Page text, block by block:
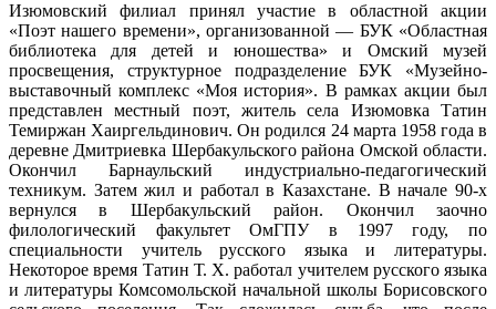
Изюмовский филиал принял участие в областной акции
«Поэт нашего времени», организованной — БУК «Областная
библиотека для детей и юношества» и Омский музей
просвещения, структурное подразделение БУК «Музейно-
выставочный комплекс «Моя история». В рамках акции был
представлен местный поэт, житель села Изюмовка Татин
Темиржан Хаиргельдинович. Он родился 24 марта 1958 года в
деревне Дмитриевка Шербакульского района Омской области.
Окончил Барнаульский индустриально-педагогический
техникум. Затем жил и работал в Казахстане. В начале 90-х
вернулся в Шербакульский район. Окончил заочно
филологический факультет ОмГПУ в 1997 году, по
специальности учитель русского языка и литературы.
Некоторое время Татин Т. Х. работал учителем русского языка
и литературы Комсомольской начальной школы Борисовского